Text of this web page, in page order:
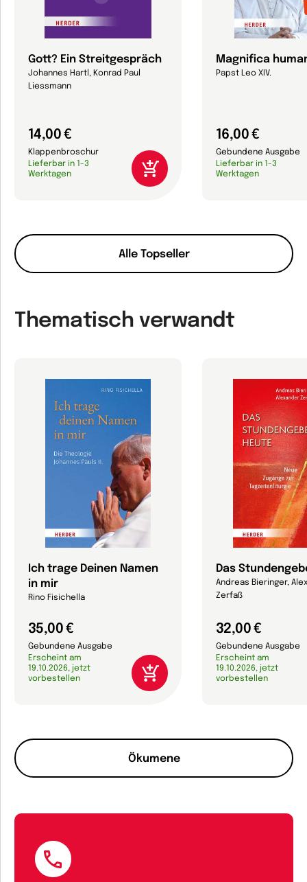
Alle Topseller
Gott? Ein Streitgespräch
Johannes Hartl, Konrad Paul
Liessmann
14,00 €
Klappenbroschur
Lieferbar in 1-3
Werktagen
Magnifica
Papst Leo XIV.
16,00 €
Gebundene Ausgabe
Lieferbar in 1-3
Werktagen
Thematisch verwandt
Ökumene
Ich trage Deinen Namen
in mir
Rino Fisichella
35,00 €
Gebundene Ausgabe
Erscheint am
19.10.2026, jetzt
vorbestellen
Das
Andreas Bieringer,
Zerfaß
32,00 €
Gebundene Ausgabe
Erscheint am
19.10.2026, jetzt
vorbestellen